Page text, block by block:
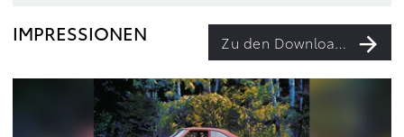
IMPRESSIONEN Zu den Downloads